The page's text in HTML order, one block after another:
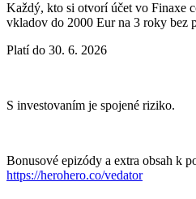
Každý, kto si otvorí účet vo Finaxe
vkladov do 2000 Eur na 3 roky bez
Platí do 30. 6. 2026
S investovaním je spojené riziko.
Bonusové epizódy a extra obsah k
https://herohero.co/vedator